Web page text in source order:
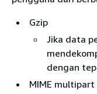
Gzip
Jika data
dengan
MIME multipart